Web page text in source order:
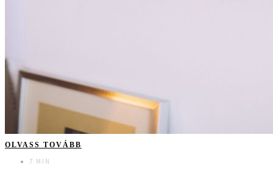
OLVASS TOVÁBB
7 MIN